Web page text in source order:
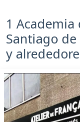
1
Santiago
y